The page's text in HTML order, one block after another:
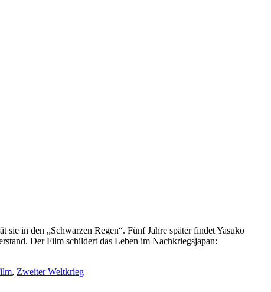
in den „Schwarzen Regen“. Fünf Jahre später findet Yasuko
Der Film schildert das Leben im Nachkriegsjapan:
, Zweiter Weltkrieg